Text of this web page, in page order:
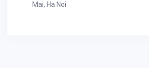
Mai, Ha Noi